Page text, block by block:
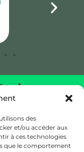
des
et/ou accéder aux
à ces technologies
que le comportement
environnement en
nature.